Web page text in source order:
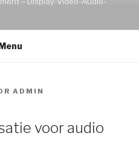
ADMIN
voor audio